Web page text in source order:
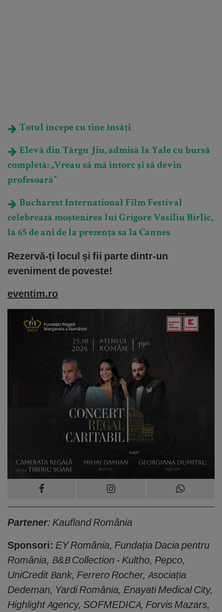
Totul începe cu tine însăți
Elevă din Târgu Jiu, admisă la Yale cu bursă
completă: „Vreau să mă întorc și să devin
profesoară”
Bucharest International Film Festival
celebrează moștenirea lui Grigore Vasiliu Birlic,
la 65 de ani de la prezența sa la Cannes
Rezervă-ți locul și fii parte dintr-un
eveniment de poveste!
eventim.ro
Partener: Kaufland România
Sponsori: EY România, Fundația Dacia pentru
România, B&B Collection - Kultho, Pepco,
UniCredit Bank, Ferrero Rocher, Asociația
Dedeman, Yardi România, Enayati Medical City,
Highlight Agency, SOFMEDICA, Forvis Mazars,